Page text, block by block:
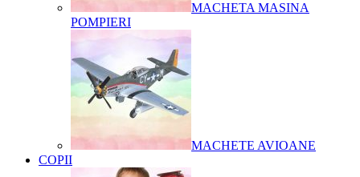
MACHETA MASINA
POMPIERI
MACHETE AVIOANE
COPII